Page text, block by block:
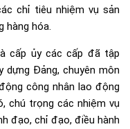
chỉ tiêu nhiệm vụ sản
hàng hóa.
cấp ủy các cấp đã tập
dựng Đảng, chuyên môn
công nhân lao động
chú trọng các nhiệm vụ
đạo, chỉ đạo, điều hành